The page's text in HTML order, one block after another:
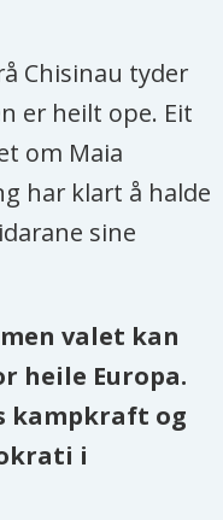
Chisinau tyder
er heilt ope. Eit
om Maia
har klart å halde
sine
valet kan
heile Europa.
kampkraft og
i